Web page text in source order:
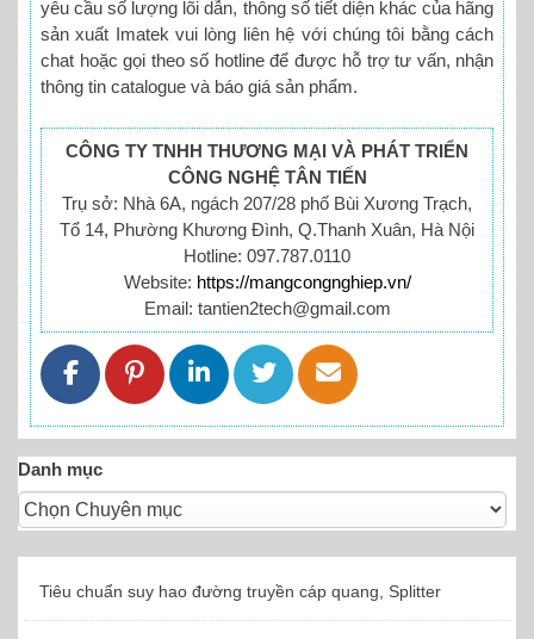
yêu cầu số lượng lõi dẫn, thông số tiết diện khác của hãng
sản xuất Imatek vui lòng liên hệ với chúng tôi bằng cách
chat hoặc gọi theo số hotline để được hỗ trợ tư vấn, nhận
thông tin catalogue và báo giá sản phẩm.
CÔNG TY TNHH THƯƠNG MẠI VÀ PHÁT TRIỂN
CÔNG NGHỆ TÂN TIẾN
Trụ sở: Nhà 6A, ngách 207/28 phố Bùi Xương Trạch,
Tổ 14, Phường Khương Đình, Q.Thanh Xuân, Hà Nội
Hotline: 097.787.0110
Website: https://mangcongnghiep.vn/
Email: tantien2tech@gmail.com
Danh mục
Tiêu chuẩn suy hao đường truyền cáp quang, Splitter